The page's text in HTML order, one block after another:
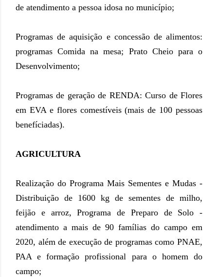
de atendimento a pessoa idosa no município;
Programas de aquisição e concessão de alimentos:
programas Comida na mesa; Prato Cheio para o
Desenvolvimento;
Programas de geração de RENDA: Curso de Flores
em EVA e flores comestíveis (mais de 100 pessoas
benefíciadas).
AGRICULTURA
Realização do Programa Mais Sementes e Mudas -
Distribuição de 1600 kg de sementes de milho,
feijão e arroz, Programa de Preparo de Solo -
atendimento a mais de 90 famílias do campo em
2020, além de execução de programas como PNAE,
PAA e formação profissional para o homem do
campo;